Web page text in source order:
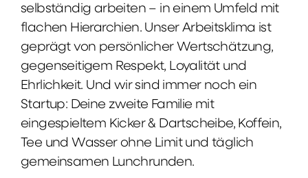
selbständig arbeiten – in einem Umfeld mit
flachen Hierarchien. Unser Arbeitsklima ist
geprägt von persönlicher Wertschätzung,
gegenseitigem Respekt, Loyalität und
Ehrlichkeit. Und wir sind immer noch ein
Startup: Deine zweite Familie mit
eingespieltem Kicker & Dartscheibe, Koffein,
Tee und Wasser ohne Limit und täglich
gemeinsamen Lunchrunden.